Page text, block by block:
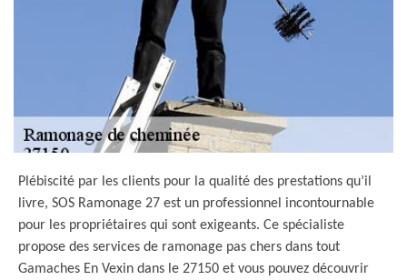
Plébiscité par les clients pour la qualité des prestations qu’il
livre, SOS Ramonage 27 est un professionnel incontournable
pour les propriétaires qui sont exigeants. Ce spécialiste
propose des services de ramonage pas chers dans tout
Gamaches En Vexin dans le 27150 et vous pouvez découvrir